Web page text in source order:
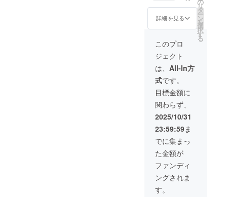
給状
況、製
造工程
上の都
合等に
より出
荷時期
が遅れ
る場合
があり
ます
に料金
内しま
す-額な
合：ヤ
マト運
輸180サ
イズに
て3,000
円程の
中継料
追加が
別途必
要とな
ります)
※ご注文
状況、
使用部
材の供
給状
況、製
造工程
す ※お
は「お
届け予
の月末
です ※
送料込
の価格
です ※
沖縄離
島へは
別途中
継料が
必要で
す(注文
確認後
に料金
をご案
内しま
す-額な
しの場
合：ヤ
島へは
継料が
必要で
確認後
に料金
をご案
内しま
しの場
合：ヤ
マト運
輸80サ
イズに
て1,200
円程の
中継料
追加が
別途必
要とな
ります)
※ご注文
産：日
本 ※額
は付属
※国内配
となり
ます ※
お届け
日は
「お届
け予
定」月
の月末
送料込
の価格
です ※
沖縄離
島へは
別途中
継料が
ター仕
様 ・サ
x728m
m) ・用
紙：印
刷用特
殊紙
195gs
m ・印
刷：オ
フセッ
ト印刷
・生
産：日
本 額仕
様 ・寸
法：735
x 19 x
529mm
・額
ろ、 →
33%OF
F￥15,4
10(税
込) 額装
は
「黒」
か
「白」
を選べ
ます 内
容 ・動
物病院
の「犬
ポス
ター」
x 1 ・額
装（黒
or 白）
x 1 ポス
ター仕
様 ・サ
詳細を見る
リ
タ
ー
ン
を
選
択
す
る
このプロ
ジェクト
は、 All-In方
式です。
目標金額に
関わらず、
2025/10/31
23:59:59ま
でに集まっ
た金額が
ファンディ
ングされま
す。